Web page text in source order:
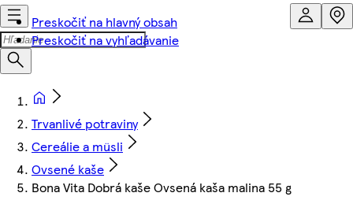
Preskočiť na hlavný obsah
Preskočiť na vyhľadávanie
Trvanlivé potraviny
Cereálie a müsli
Ovsené kaše
Bona Vita Dobrá kaše Ovsená kaša malina 55 g